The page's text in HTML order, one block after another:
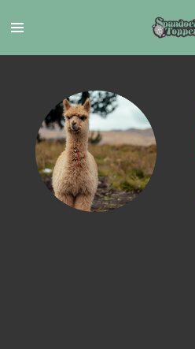
direct
naar
hoofdinhoud